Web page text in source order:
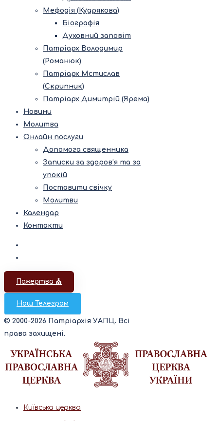
Мефодія (Кудрякова)
Біографія
Духовний заповіт
Патріарх Володимир
(Романюк)
Патріарх Мстислав
(Скрипник)
Патріарх Димитрій (Ярема)
Новини
Молитва
Онлайн послуги
Допомога священника
Записки за здоров’я та за
упокій
Поставити свічку
Молитви
Календар
Контакти
Пожертва ⛪️
Наш Телеграм
© 2000-2026 Патріархія УАПЦ. Всі
права захищені.
Київська церква